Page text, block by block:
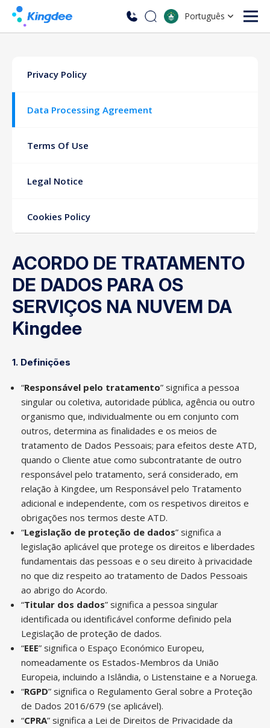
Português
Privacy Policy
Data Processing Agreement
Terms Of Use
Legal Notice
Cookies Policy
ACORDO DE TRATAMENTO
DE DADOS PARA OS
SERVIÇOS NA NUVEM DA
Kingdee
1. Definições
“Responsável pelo tratamento” significa a pessoa
singular ou coletiva, autoridade pública, agência ou outro
organismo que, individualmente ou em conjunto com
outros, determina as finalidades e os meios de
tratamento de Dados Pessoais; para efeitos deste ATD,
quando o Cliente atue como subcontratante de outro
responsável pelo tratamento, será considerado, em
relação à Kingdee, um Responsável pelo Tratamento
adicional e independente, com os respetivos direitos e
obrigações nos termos deste ATD.
“Legislação de proteção de dados” significa a
legislação aplicável que protege os direitos e liberdades
fundamentais das pessoas e o seu direito à privacidade
no que diz respeito ao tratamento de Dados Pessoais
ao abrigo do Acordo.
“Titular dos dados” significa a pessoa singular
identificada ou identificável conforme definido pela
Legislação de proteção de dados.
“EEE” significa o Espaço Económico Europeu,
nomeadamente os Estados-Membros da União
Europeia, incluindo a Islândia, o Listenstaine e a Noruega.
“RGPD” significa o Regulamento Geral sobre a Proteção
de Dados 2016/679 (se aplicável).
“CPRA” significa a Lei de Direitos de Privacidade da